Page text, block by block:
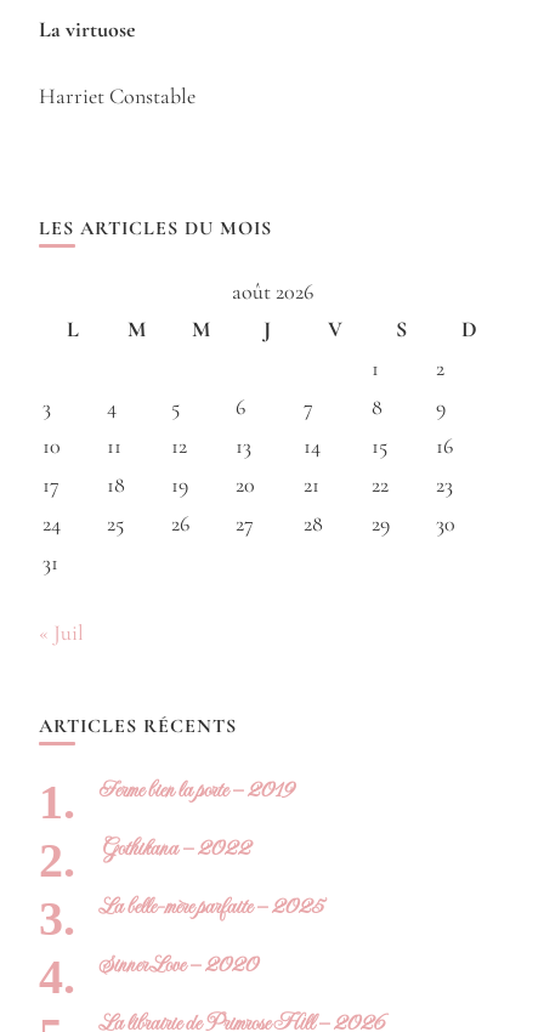
La virtuose
Harriet Constable
LES ARTICLES DU MOIS
août 2026
L
M M J V S
D
1
2
3
4 5 6 7 8
9
10
11 12 13 14 15
16
17
18 19 20 21 22
23
24
25 26 27 28 29
30
31
« Juil
ARTICLES RÉCENTS
Ferme bien la porte – 2019
Gothikana – 2022
La belle-mère parfaite – 2025
Sinner Love – 2020
La librairie de Primrose Hill – 2026